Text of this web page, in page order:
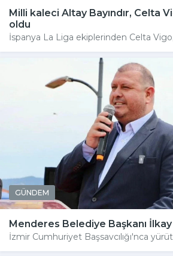
Milli kaleci Altay Bayındır, Celta
oldu
İspanya La Liga ekiplerinden Celta
GÜNDEM
Menderes Belediye Başkanı
İzmir Cumhuriyet Başsavcılığı'nca